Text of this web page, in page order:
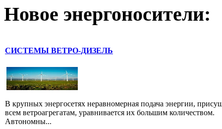
Новое энергоносители:
СИСТЕМЫ ВЕТРО-ДИЗЕЛЬ
В крупных энергосетях неравномерная подача энергии,
всем ветроагрегатам, уравнивается их большим количеством.
Автономны...